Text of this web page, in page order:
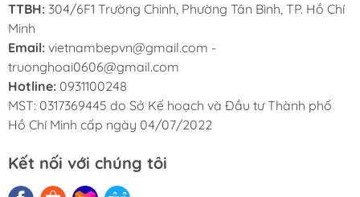
TTBH: 304/6F1 Trường Chinh, Phường Tân Bình, TP. Hồ Chí
Minh
Email: vietnambepvn@gmail.com -
truonghoai0606@gmail.com
Hotline: 0931100248
MST: 0317369445 do Sở Kế hoạch và Đầu tư Thành phố
Hồ Chí Minh cấp ngày 04/07/2022
Kết nối với chúng tôi